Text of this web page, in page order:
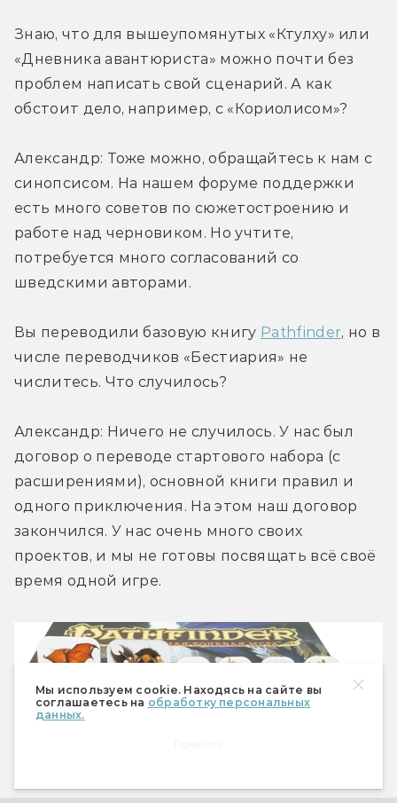
Мы используем cookie. Находясь на сайте вы
соглашаетесь на обработку персональных
данных.
Знаю, что для вышеупомянутых «Ктулху» или
«Дневника авантюриста» можно почти без
проблем написать свой сценарий. А как
обстоит дело, например, с «Кориолисом»?
Александр: Тоже можно, обращайтесь к нам с
синопсисом. На нашем форуме поддержки
есть много советов по сюжетостроению и
работе над черновиком. Но учтите,
потребуется много согласований со
шведскими авторами.
Вы переводили базовую книгу Pathfinder, но в
числе переводчиков «Бестиария» не
числитесь. Что случилось?
Александр: Ничего не случилось. У нас был
договор о переводе стартового набора (с
расширениями), основной книги правил и
одного приключения. На этом наш договор
закончился. У нас очень много своих
проектов, и мы не готовы посвящать всё своё
время одной игре.